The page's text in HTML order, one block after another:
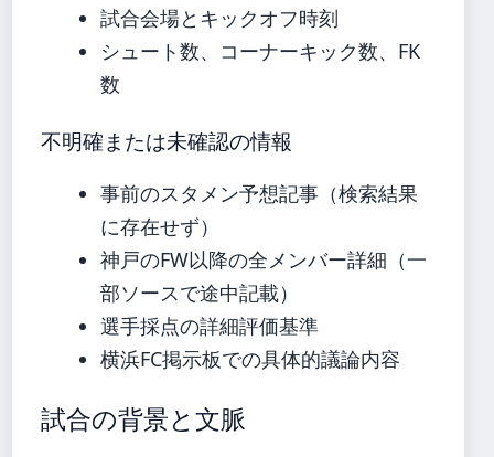
試合会場とキックオフ時刻
シュート数、コーナーキック数、FK
数
不明確または未確認の情報
事前のスタメン予想記事（検索結果
に存在せず）
神戸のFW以降の全メンバー詳細（一
部ソースで途中記載）
選手採点の詳細評価基準
横浜FC掲示板での具体的議論内容
試合の背景と文脈